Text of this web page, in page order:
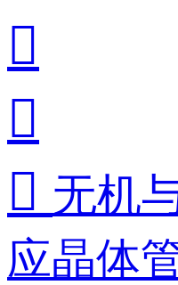


 无机
应晶体